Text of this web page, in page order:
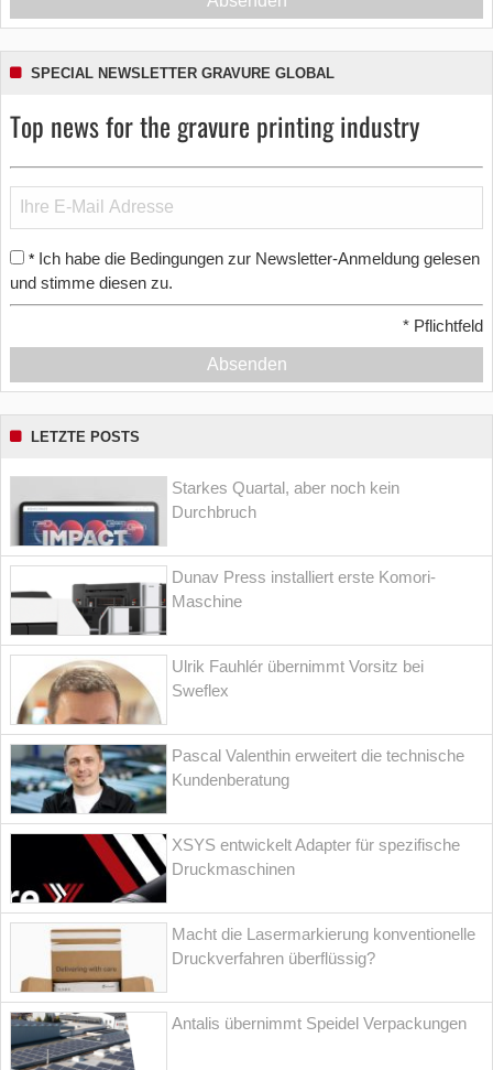
SPECIAL NEWSLETTER GRAVURE GLOBAL
Top news for the gravure printing industry
* Ich habe die Bedingungen zur Newsletter-Anmeldung gelesen
und stimme diesen zu.
* Pflichtfeld
Absenden
LETZTE POSTS
Starkes Quartal, aber noch kein
Durchbruch
Dunav Press installiert erste Komori-
Maschine
Ulrik Fauhlér übernimmt Vorsitz bei
Sweflex
Pascal Valenthin erweitert die technische
Kundenberatung
XSYS entwickelt Adapter für spezifische
Druckmaschinen
Macht die Lasermarkierung konventionelle
Druckverfahren überflüssig?
Antalis übernimmt Speidel Verpackungen